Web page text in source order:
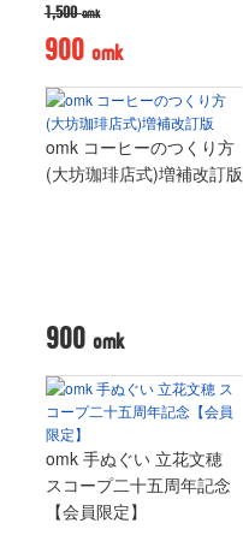
1,500
900
omk コーヒーのつくり方
(大坊珈琲店式)増補改訂版
900
omk 手ぬぐい 立花文穂
スコープ二十五周年記念
【会員限定】